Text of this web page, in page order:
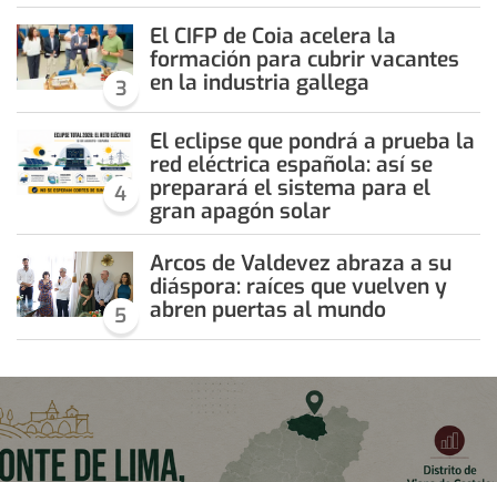
3
El CIFP de Coia acelera la
formación para cubrir vacantes
en la industria gallega
4
El eclipse que pondrá a prueba la
red eléctrica española: así se
preparará el sistema para el
gran apagón solar
5
Arcos de Valdevez abraza a su
diáspora: raíces que vuelven y
abren puertas al mundo